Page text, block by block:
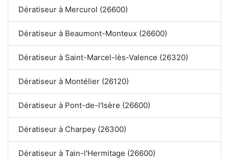
Dératiseur à Mercurol (26600)
Dératiseur à Beaumont-Monteux (26600)
Dératiseur à Saint-Marcel-lès-Valence (26320)
Dératiseur à Montélier (26120)
Dératiseur à Pont-de-l'Isère (26600)
Dératiseur à Charpey (26300)
Dératiseur à Tain-l'Hermitage (26600)